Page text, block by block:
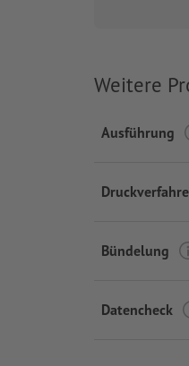
Weitere
Ausführung
Bündelung
Datencheck